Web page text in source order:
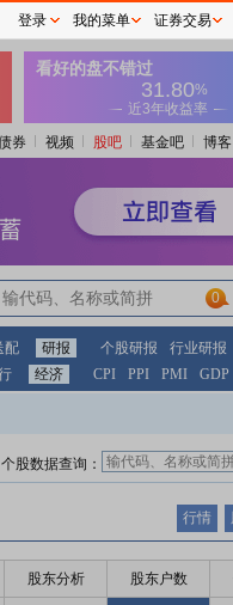
券 视频 股吧 基金吧 博客
0
配 研报 个股研报 行业研报
经济 CPI PPI PMI GDP
个股数据查询：
行情
股东分析 股东户数
登录 我的菜单 证券交易